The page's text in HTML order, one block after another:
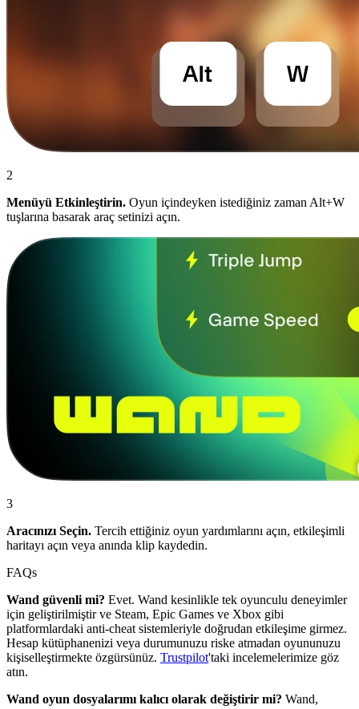
2
Menüyü Etkinleştirin. Oyun içindeyken istediğiniz zaman Alt+W
tuşlarına basarak araç setinizi açın.
3
Aracınızı Seçin. Tercih ettiğiniz oyun yardımlarını açın, etkileşimli
haritayı açın veya anında klip kaydedin.
FAQs
Wand güvenli mi? Evet. Wand kesinlikle tek oyunculu deneyimler
için geliştirilmiştir ve Steam, Epic Games ve Xbox gibi
platformlardaki anti-cheat sistemleriyle doğrudan etkileşime girmez.
Hesap kütüphanenizi veya durumunuzu riske atmadan oyununuzu
kişiselleştirmekte özgürsünüz. Trustpilot'taki incelemelerimize göz
atın.
Wand oyun dosyalarımı kalıcı olarak değiştirir mi? Wand,